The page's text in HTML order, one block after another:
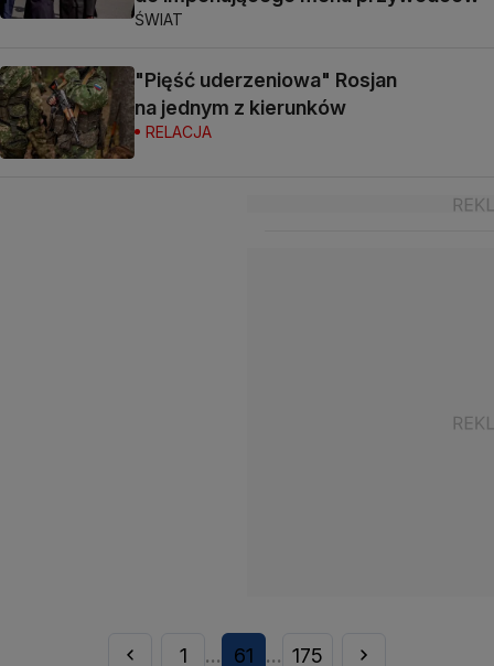
ŚWIAT
"Pięść uderzeniowa" Rosjan
na jednym z kierunków
RELACJA
1 ... 61 ... 175